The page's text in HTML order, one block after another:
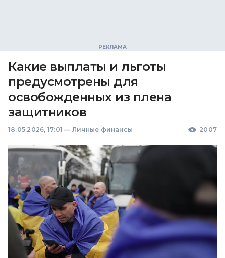
Какие выплаты и льготы
предусмотрены для
освобожденных из плена
защитников
18.05.2026, 17:01 — Личные финансы 2007